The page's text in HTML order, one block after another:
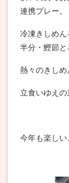
連携プレー。
冷凍きしめ
半分・鰹節と
熱々のきしめ
立食いゆえの
今年も楽しい